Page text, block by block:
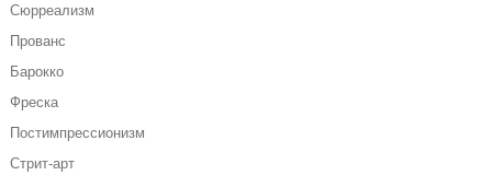
Сюрреализм
Прованс
Барокко
Фреска
Постимпрессионизм
Стрит-арт